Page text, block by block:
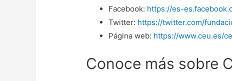
Facebook: https://es-
Twitter: https://twitter.com/
Página web: https://www.ceu.es/
Conoce más sobre